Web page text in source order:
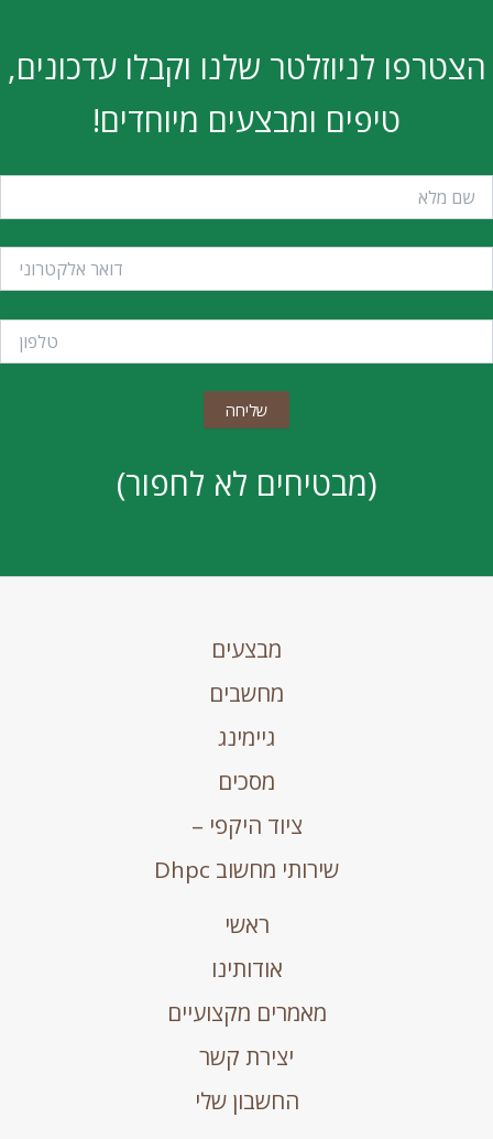
הצטרפו לניוזלטר שלנו וקבלו עדכונים,
טיפים ומבצעים מיוחדים!
(מבטיחים לא לחפור)
מבצעים
מחשבים
גיימינג
מסכים
ציוד היקפי –
שירותי מחשוב Dhpc
ראשי
אודותינו
מאמרים מקצועיים
יצירת קשר
החשבון שלי